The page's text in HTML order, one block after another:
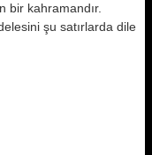
bir kahramandır.
şu satırlarda dile